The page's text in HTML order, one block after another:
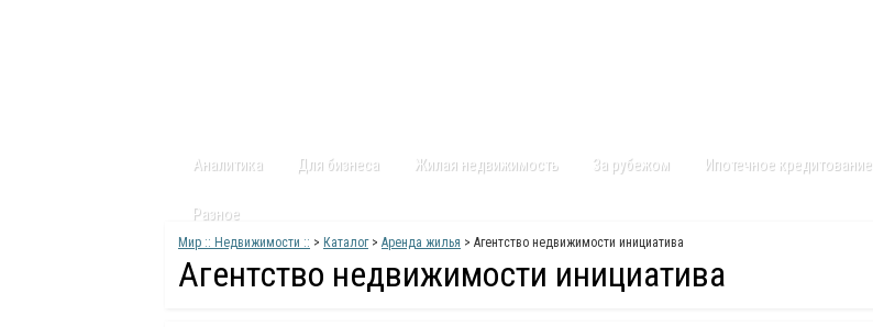
Аналитика Для бизнеса Жилая недвижимость За рубежом Ипотечное кредитование
Разное
Мир :: Недвижимости :: > Каталог> Аренда жилья > Агентство недвижимости инициатива
Агентство недвижимости инициатива